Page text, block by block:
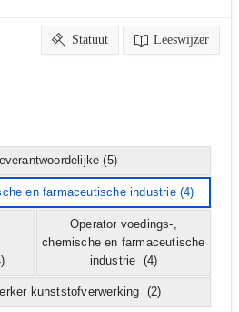
Statuut Leeswijzer
(5)
en farmaceutische industrie(4)
Operator voedings-,
chemische en farmaceutische
industrie (4)
kunststofverwerking (2)